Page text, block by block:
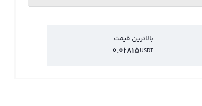
بالاترین قیمت
USDT
0.02815